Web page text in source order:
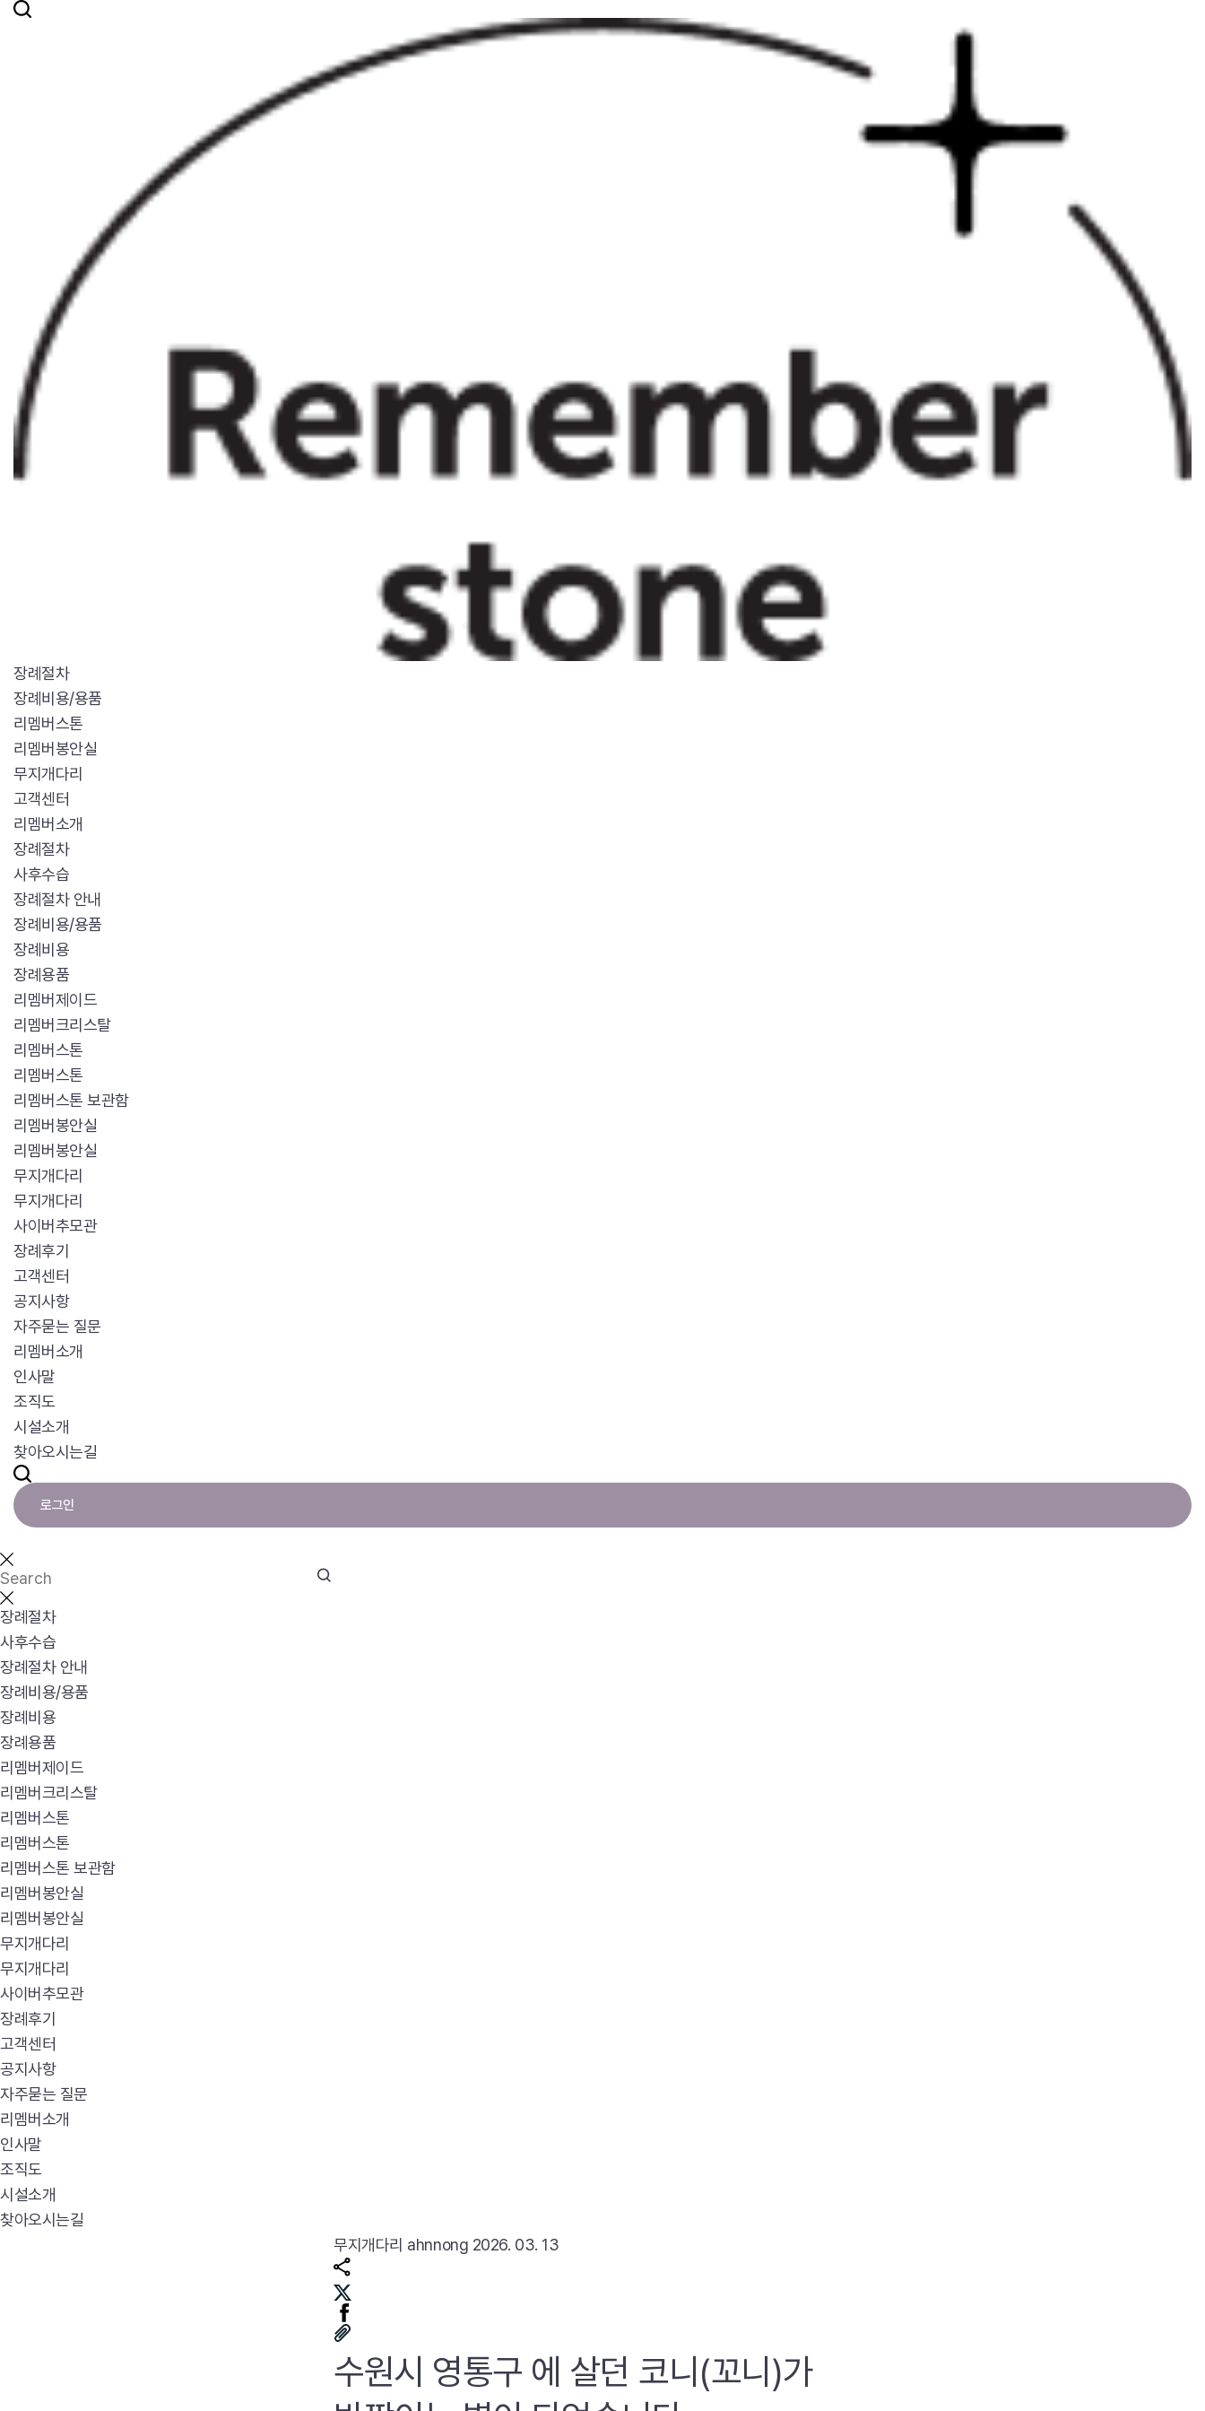
장례절차
장례비용/용품
리멤버스톤
리멤버봉안실
무지개다리
고객센터
리멤버소개
장례절차
사후수습
장례절차 안내
장례비용/용품
장례비용
장례용품
리멤버제이드
리멤버크리스탈
리멤버스톤
리멤버스톤
리멤버스톤 보관함
리멤버봉안실
리멤버봉안실
무지개다리
무지개다리
사이버추모관
장례후기
고객센터
공지사항
자주묻는 질문
리멤버소개
인사말
조직도
시설소개
찾아오시는길
로그인
장례절차
사후수습
장례절차 안내
장례비용/용품
장례비용
장례용품
리멤버제이드
리멤버크리스탈
리멤버스톤
리멤버스톤
리멤버스톤 보관함
리멤버봉안실
리멤버봉안실
무지개다리
무지개다리
사이버추모관
장례후기
고객센터
공지사항
자주묻는 질문
리멤버소개
인사말
조직도
시설소개
찾아오시는길
무지개다리 ahnnong 2026. 03. 13
수원시 영통구 에 살던 코니(꼬니)가